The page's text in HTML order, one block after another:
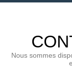
Nous sommes